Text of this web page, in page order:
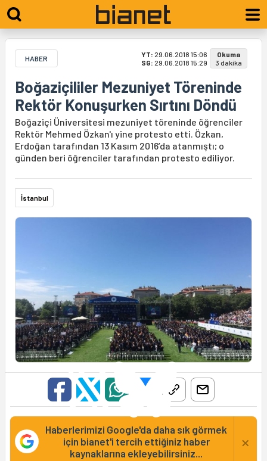
HABER YT: 29.06.2018 15:06
SG: 29.06.2018 15:29
Okuma
3 dakika
Boğaziçililer Mezuniyet Töreninde
Rektör Konuşurken Sırtını Döndü
Boğaziçi Üniversitesi mezuniyet töreninde öğrenciler
Rektör Mehmed Özkan'ı yine protesto etti. Özkan,
Erdoğan tarafından 13 Kasım 2016’da atanmıştı; o
günden beri öğrenciler tarafından protesto ediliyor.
İstanbul
Haberlerimizi Google'da daha sık görmek
için bianet'i tercih ettiğiniz haber
kaynaklarına ekleyebilirsiniz...
×